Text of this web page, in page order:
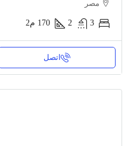
مصر
3
2
170 م2
اتصل